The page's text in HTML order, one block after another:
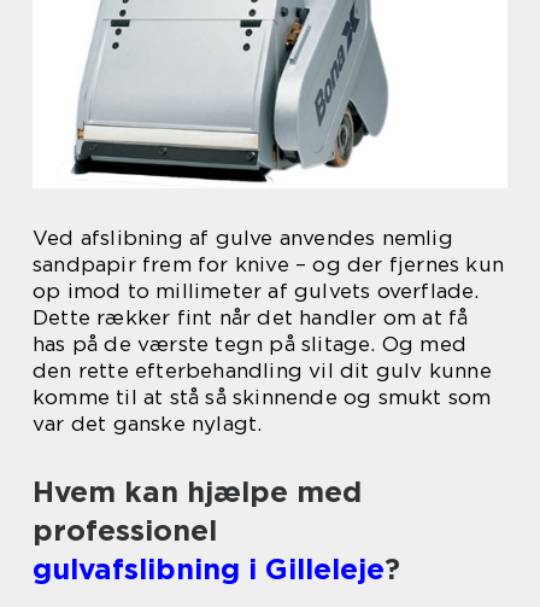
Ved afslibning af gulve anvendes nemlig
sandpapir frem for knive – og der fjernes kun
op imod to millimeter af gulvets overflade.
Dette rækker fint når det handler om at få
has på de værste tegn på slitage. Og med
den rette efterbehandling vil dit gulv kunne
komme til at stå så skinnende og smukt som
var det ganske nylagt.
Hvem kan hjælpe med
professionel
gulvafslibning i Gilleleje?